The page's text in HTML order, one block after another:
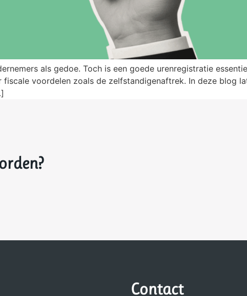
als gedoe. Toch is een goede urenregistratie
voordelen zoals de zelfstandigenaftrek. In deze blog
Contact